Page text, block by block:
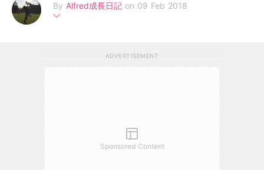
By Alfred成長日記 on 09 Feb 2018
Facebook: https://m.facebook.com/AllAboutAlfred/
ADVERTISEMENT
Sponsored Content